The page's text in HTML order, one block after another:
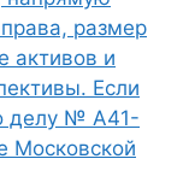
размер
активов и
Если
делу № А41-
Московской